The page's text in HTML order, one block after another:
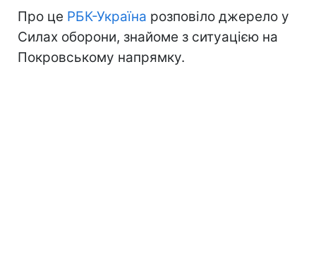
Про це РБК-Україна розповіло джерело у
Силах оборони, знайоме з ситуацією на
Покровському напрямку.